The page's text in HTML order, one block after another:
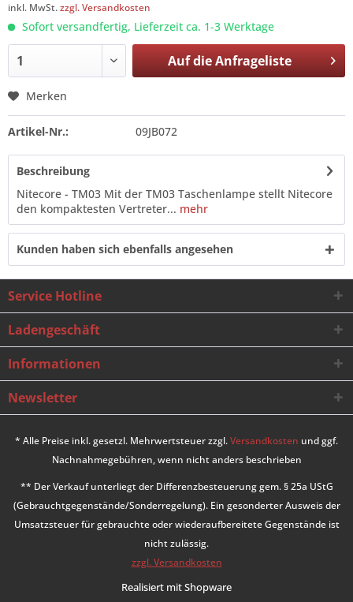
inkl. MwSt.zzgl. Versandkosten
Sofort versandfertig, Lieferzeit ca. 1-3 Werktage
Auf dieAnfrageliste
Merken
Artikel-Nr.: 09JB072
Beschreibung
Nitecore - TM03 Mit der TM03 Taschenlampe stellt Nitecore
den kompaktesten Vertreter... mehr
Kunden haben sich ebenfalls angesehen
Service Hotline
Ladengeschäft
Informationen
Newsletter
* Alle Preise inkl. gesetzl. Mehrwertsteuer zzgl.Versandkosten und ggf.
Nachnahmegebühren, wenn nicht anders beschrieben
** Der Verkauf unterliegt der Differenzbesteuerung gem. § 25a UStG
(Gebrauchtgegenstände/Sonderregelung). Ein gesonderter Ausweis der
Umsatzsteuer für gebrauchte oder wiederaufbereitete Gegenstände ist
nicht zulässig.
zzgl. Versandkosten
Realisiert mit Shopware